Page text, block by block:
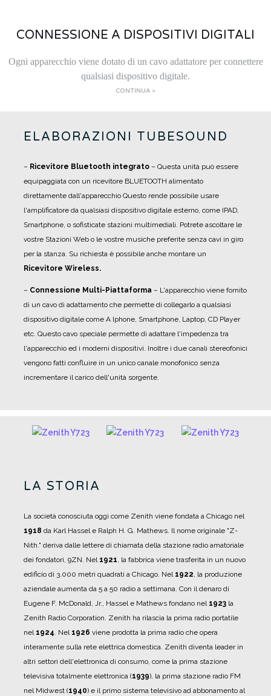
CONNESSIONE A DISPOSITIVI DIGITALI
Ogni apparecchio viene dotato di un cavo adattatore per connettere
qualsiasi dispositivo digitale.
CONTINUA >
ELABORAZIONI TUBESOUND
– Ricevitore Bluetooth integrato – Questa unità può essere
equipaggiata con un ricevitore BLUETOOTH alimentato
direttamente dall'apparecchio Questo rende possibile usare
l'amplificatore da qualsiasi dispositivo digitale esterno, come IPAD,
Smartphone, o sofisticate stazioni multimediali. Potrete ascoltare le
vostre Stazioni Web o le vostre musiche preferite senza cavi in giro
per la stanza. Su richiesta è possibile anche montare un
Ricevitore Wireless.
– Connessione Multi-Piattaforma – L'apparecchio viene fornito
di un cavo di adattamento che permette di collegarlo a qualsiasi
dispositivo digitale come A Iphone, Smartphone, Laptop, CD Player
etc. Questo cavo speciale permette di adattare l'impedenza tra
l'apparecchio ed i moderni dispositivi. Inoltre i due canali stereofonici
vengono fatti confluire in un unico canale monofonico senza
incrementare il carico dell'unità sorgente.
LA STORIA
La società conosciuta oggi come Zenith viene fondata a Chicago nel
1918 da Karl Hassel e Ralph H. G. Mathews. Il nome originale "Z-
Nith." deriva dalle lettere di chiamata della stazione radio amatoriale
dei fondatori, 9ZN. Nel1921, la fabbrica viene trasferita in un nuovo
edificio di 3.000 metri quadrati a Chicago. Nel 1922, la produzione
aziendale aumenta da 5 a 50 radio a settimana. Con il denaro di
Eugene F. McDonald, Jr., Hassel e Mathews fondano nel 1923 la
Zenith Radio Corporation. Zenith ha rilascia la prima radio portatile
nel 1924. Nel 1926 viene prodotta la prima radio che opera
interamente sulla rete elettrica domestica. Zenith diventa leader in
altri settori dell'elettronica di consumo, come la prima stazione
televisiva totalmente elettronica (1939), la prima stazione radio FM
nel Midwest (1940) e il primo sistema televisivo ad abbonamento al